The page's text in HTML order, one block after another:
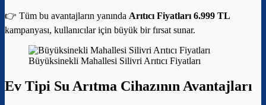
👉 Tüm bu avantajların yanında Arıtıcı Fiyatları 6.999 TL
kampanyası, kullanıcılar için büyük bir fırsat sunar.
Büyüksinekli Mahallesi Silivri Arıtıcı Fiyatları
Ev Tipi Su Arıtma Cihazının Avantajları